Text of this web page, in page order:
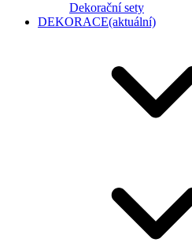
Dekorační sety
DEKORACE(aktuální)